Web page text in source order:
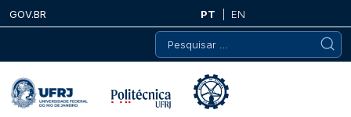
Skip
to
GOV.BR PT
EN
Pesquisar
por: